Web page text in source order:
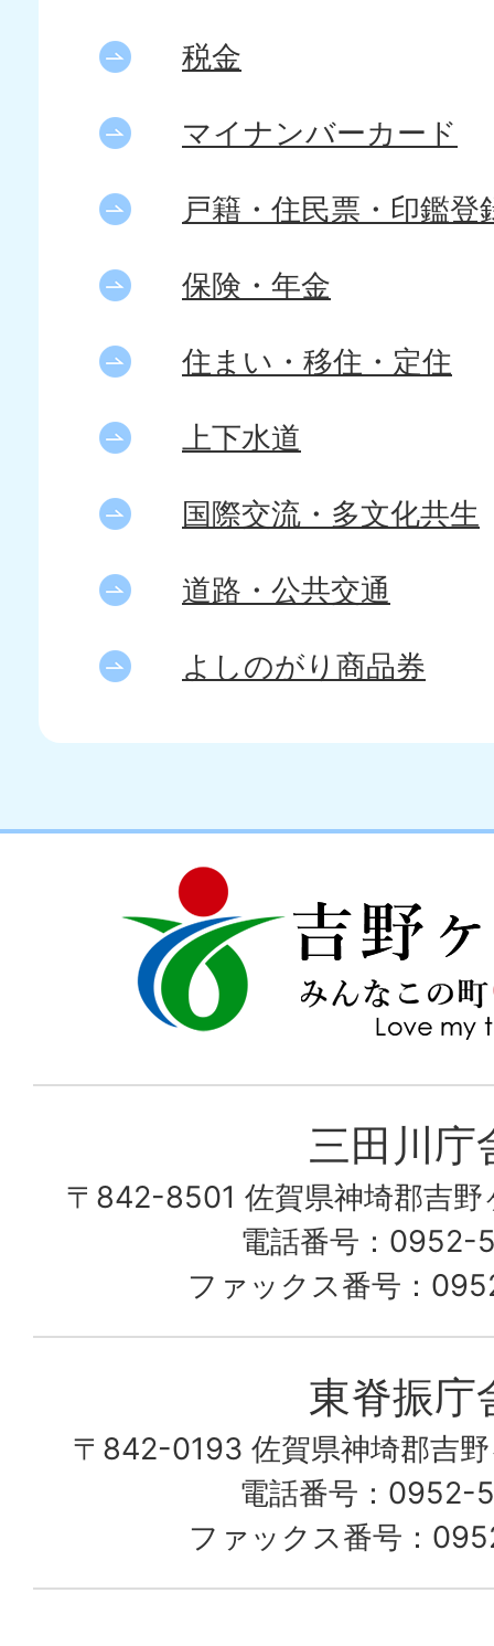
税金
マイナンバーカード
戸籍・住民票・印鑑登
保険・年金
住まい・移住・定住
上下水道
国際交流・多文化共生
道路・公共交通
よしのがり商品券
野
ヶ
里
な
町
て
my
town
三田川庁
〒842-8501 佐賀県神埼郡吉野
電話番号：0952-
ファックス番号：
東脊振庁
〒842-0193 佐賀県神埼郡吉
電話番号：0952-
ファックス番号：